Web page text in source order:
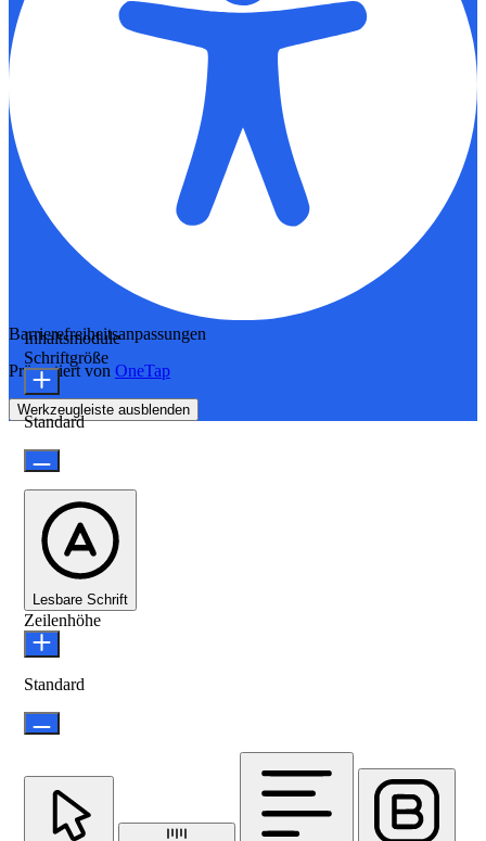
Barrierefreiheitsanpassungen
Präsentiert von OneTap
Werkzeugleiste ausblenden
Inhaltsmodule
Schriftgröße
Standard
Lesbare Schrift
Zeilenhöhe
Standard